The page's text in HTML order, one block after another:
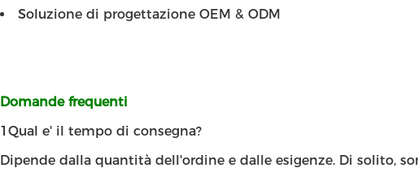
Soluzione di progettazione OEM & ODM
Domande frequenti
1Qual e' il tempo di consegna?
Dipende dalla quantità dell'ordine e dalle esigenze. Di solito,